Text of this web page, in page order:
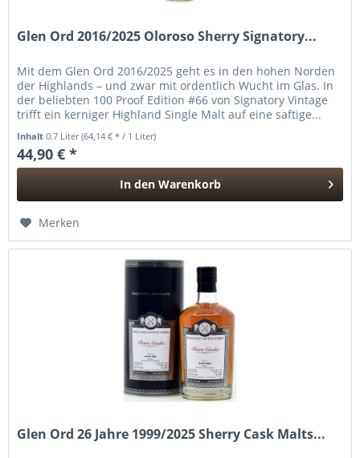
Glen Ord 2016/2025 Oloroso Sherry Signatory...
Mit dem Glen Ord 2016/2025 geht es in den hohen Norden
der Highlands – und zwar mit ordentlich Wucht im Glas. In
der beliebten 100 Proof Edition #66 von Signatory Vintage
trifft ein kerniger Highland Single Malt auf eine saftige...
Inhalt0.7 Liter(64,14 € * / 1 Liter)
44,90 € *
In den Warenkorb
Merken
Glen Ord 26 Jahre 1999/2025 Sherry Cask Malts...